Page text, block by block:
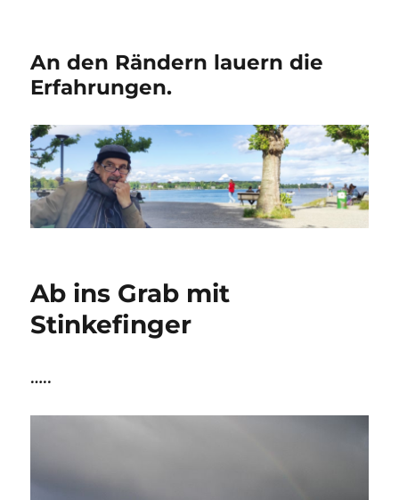
An den Rändern lauern die
Erfahrungen.
Ab ins Grab mit
Stinkefinger
…..